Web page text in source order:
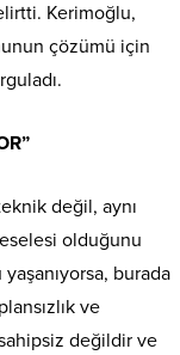
Kerimoğlu,
çözümü için
değil, aynı
olduğunu
burada
ve
değildir ve